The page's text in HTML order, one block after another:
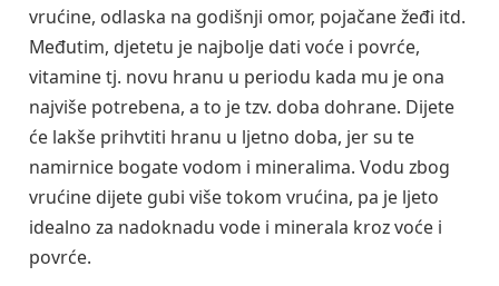
vrućine, odlaska na godišnji omor, pojačane žeđi itd.
Međutim, djetetu je najbolje dati voće i povrće,
vitamine tj. novu hranu u periodu kada mu je ona
najviše potrebena, a to je tzv. doba dohrane. Dijete
će lakše prihvtiti hranu u ljetno doba, jer su te
namirnice bogate vodom i mineralima. Vodu zbog
vrućine dijete gubi više tokom vrućina, pa je ljeto
idealno za nadoknadu vode i minerala kroz voće i
povrće.